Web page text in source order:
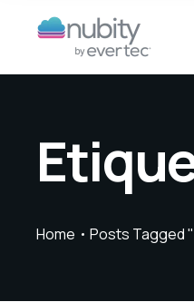
Home Posts Tagged